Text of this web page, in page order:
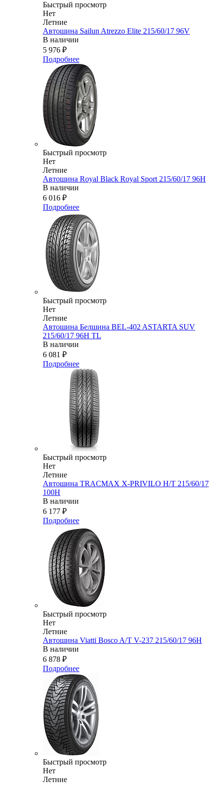
Быстрый просмотр
Нет
Летние
Автошина Sailun Atrezzo Elite 215/60/17 96V
В наличии
5 976 ₽
Подробнее
Быстрый просмотр
Нет
Летние
Автошина Royal Black Royal Sport 215/60/17 96H
В наличии
6 016 ₽
Подробнее
Быстрый просмотр
Нет
Летние
Автошина Белшина BEL-402 ASTARTA SUV
215/60/17 96H TL
В наличии
6 081 ₽
Подробнее
Быстрый просмотр
Нет
Летние
Автошина TRACMAX X-PRIVILO H/T 215/60/17
100H
В наличии
6 177 ₽
Подробнее
Быстрый просмотр
Нет
Летние
Автошина Viatti Bosco A/T V-237 215/60/17 96H
В наличии
6 878 ₽
Подробнее
Быстрый просмотр
Нет
Летние